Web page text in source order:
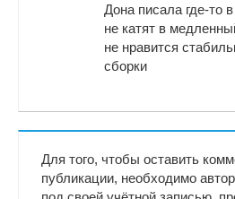
Дона писала где-то
не катят в
не нравится
сборки
Для того, чтобы оставить
публикации, необходимо